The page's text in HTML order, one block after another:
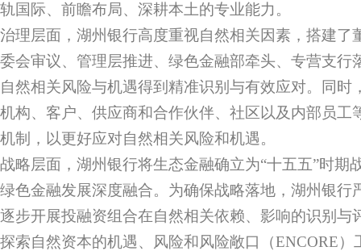
轨国际、前瞻布局、深耕本土的专业能力。
治理层面，湖州银行高度重视自然相关因素，搭建了
委会审议、管理层推进、绿色金融部牵头、专营支行
自然相关风险与机遇得到精准识别与有效应对。同时
机构、客户、供应商和合作伙伴、社区以及内部员工
机制，以更好应对自然相关风险和机遇。
战略层面，湖州银行将生态金融确立为“十五五”时期
绿色金融发展深度融合。为确保战略落地，湖州银行
逐步开展投融资组合在自然相关依赖、影响的识别与
探索自然资本的机遇、风险和风险敞口（ENCORE